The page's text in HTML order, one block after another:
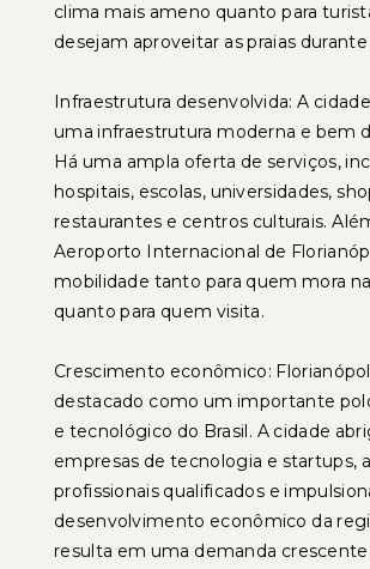
clima mais ameno quanto para
desejam aproveitar as praias durante
Infraestrutura desenvolvida: A
uma infraestrutura moderna e bem
Há uma ampla oferta de serviços,
hospitais, escolas, universidades,
restaurantes e centros culturais.
Aeroporto Internacional de
mobilidade tanto para quem mora
quanto para quem visita.
Crescimento econômico:
destacado como um importante
e tecnológico do Brasil. A cidade
empresas de tecnologia e startups,
profissionais qualificados e
desenvolvimento econômico da
resulta em uma demanda